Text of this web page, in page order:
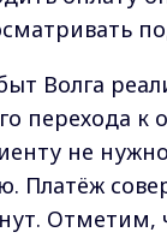
Волга
перехода к
не
Платёж
Отметим,